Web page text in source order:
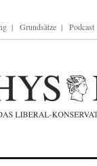
Grundsätze Podcast